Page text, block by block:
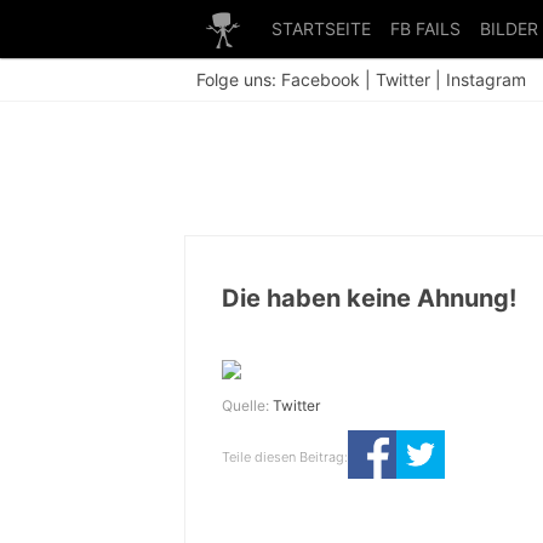
STARTSEITE FB FAILS BILDER
Folge uns: Facebook Twitter Instagram
Die haben keine Ahnung!
Quelle: Twitter
Teile diesen Beitrag: